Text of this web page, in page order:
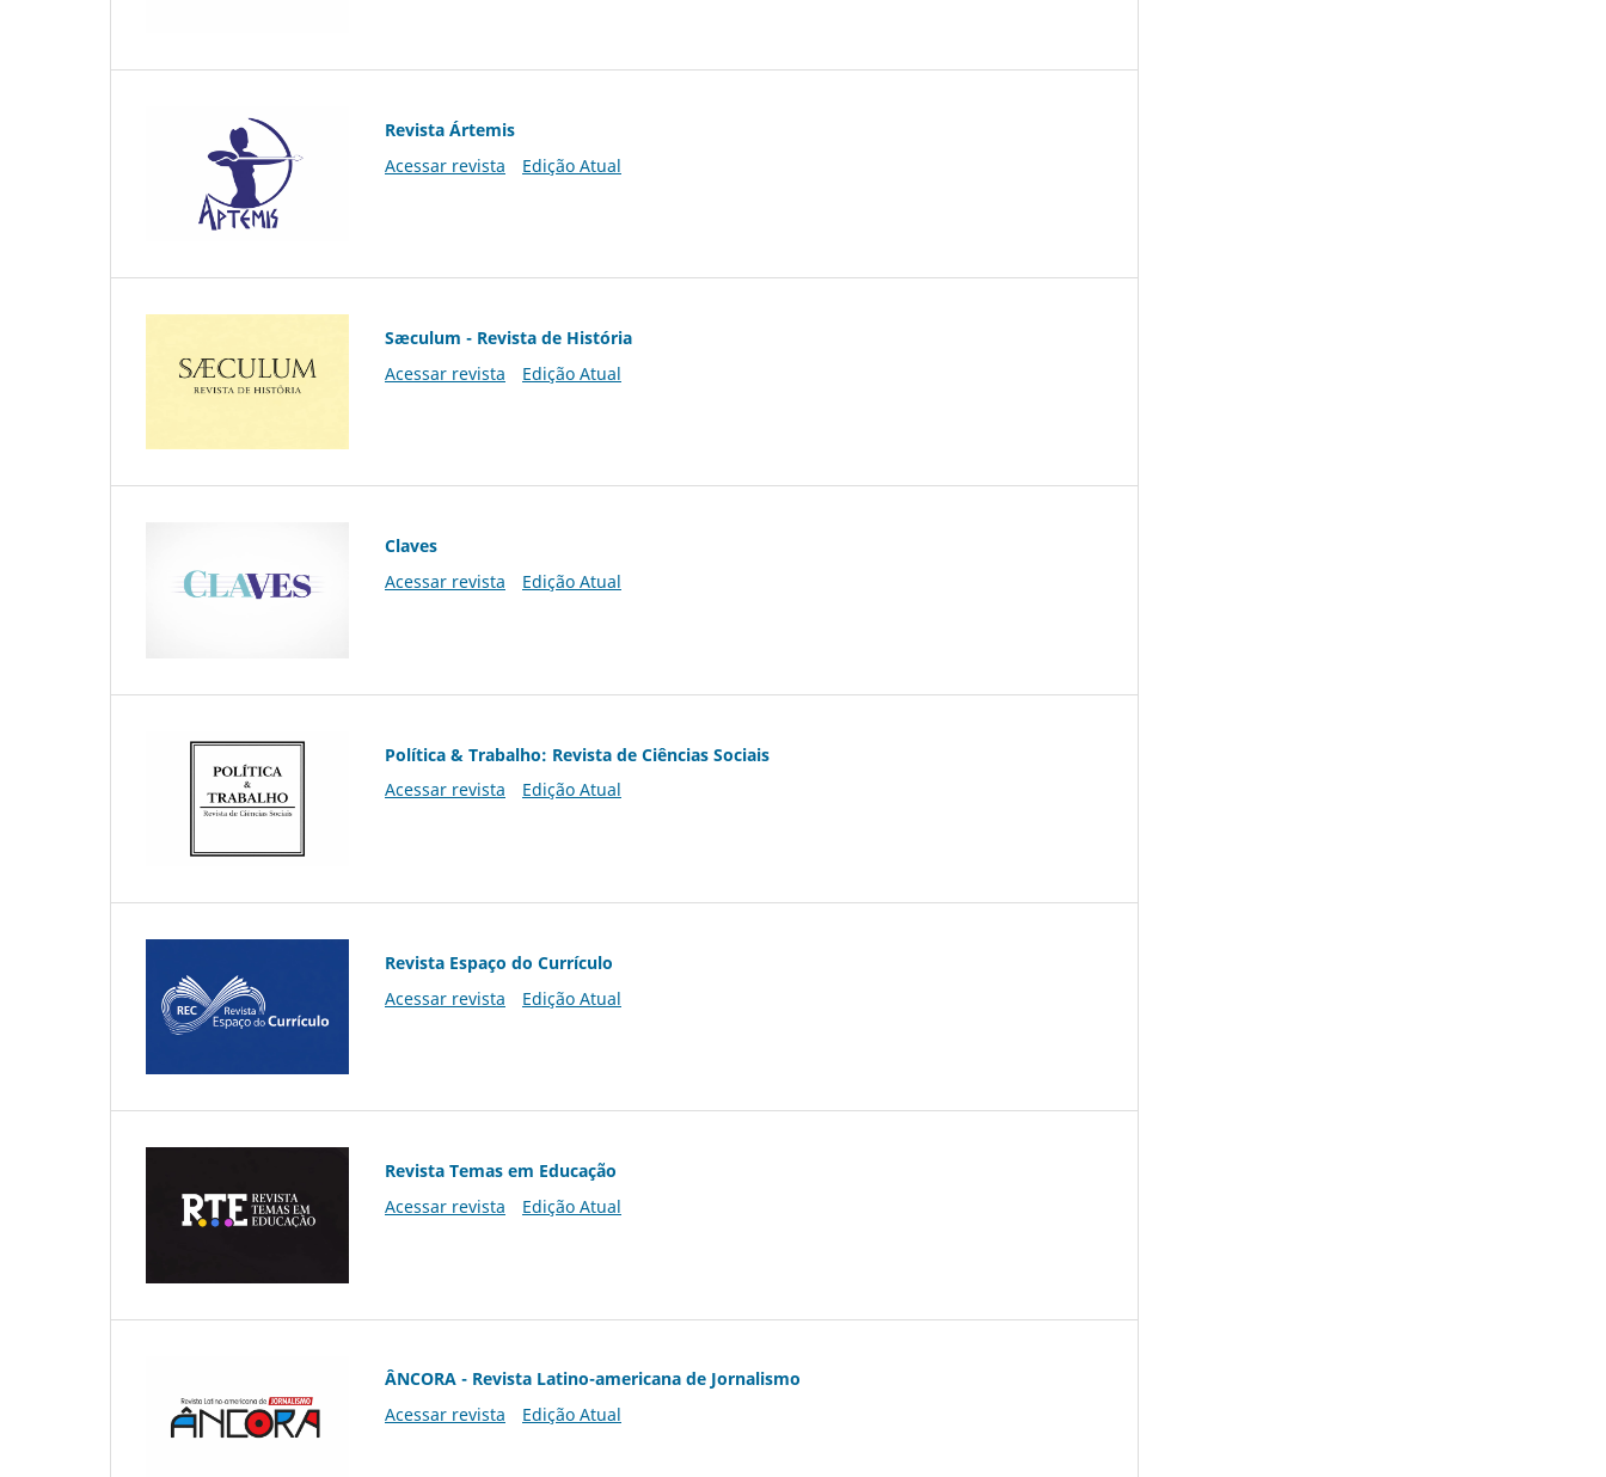
Revista Ártemis
Acessar revista
Edição Atual
Sæculum - Revista de História
Acessar revista
Edição Atual
Claves
Acessar revista
Edição Atual
Política & Trabalho: Revista de Ciências Sociais
Acessar revista
Edição Atual
Revista Espaço do Currículo
Acessar revista
Edição Atual
Revista Temas em Educação
Acessar revista
Edição Atual
ÂNCORA - Revista Latino-americana de Jornalismo
Acessar revista
Edição Atual